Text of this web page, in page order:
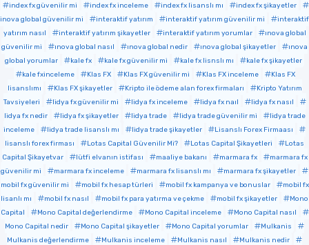
index fx güvenilir mi
index fx inceleme index fx lisanslı mı
index fx şikayetler
inova global güvenilir mi
interaktif yatırım interaktif yatırım güvenilir mi
interaktif
yatırım nasıl
interaktif yatırım şikayetler interaktif yatırım yorumlar
ınova global
güvenilir mi
ınova global nasıl ınova global nedir ınova global şikayetler
ınova
global yorumlar
kale fx kale fx güvenilir mi kale fx lisnslı mı
kale fx şikayetler
kale fxinceleme
Klas FX Klas FX güvenilir mi Klas FX inceleme
Klas FX
lisanslımı
Klas FX şikayetler Kripto ile ödeme alan forex firmaları
Kripto Yatırım
Tavsiyeleri
lidya fx güvenilir mi lidya fx inceleme lidya fx naıl
lidya fx nasıl
lidya fx nedir
lidya fx şikayetler lidya trade lidya trade güvenilir mi
lidya trade
inceleme
lidya trade lisanslı mı lidya trade şikayetler
Lisanslı Forex Firmaası
lisanslı forex firması
Lotas Capital Güvenilir Mi? Lotas Capital Şikayetleri
Lotas
Capital Şikayetvar
lütfi elvanın istifası maaliye bakanı marmara fx
marmara fx
güvenilir mi
marmara fx inceleme marmara fx lisanslı mı
marmara fx şikayetler
mobil fx güvenilir mi
mobil fx hesap türleri mobil fx kampanya ve bonuslar
mobil fx
lisanlı mı
mobil fx nasıl mobil fx para yatırma ve çekme mobil fx şikayetler
Mono
Capital
Mono Capital değerlendirme Mono Capital inceleme
Mono Capital nasıl
Mono Capital nedir
Mono Capital şikayetler Mono Capital yorumlar
Mulkanis
Mulkanis değerlendirme
Mulkanis inceleme Mulkanis nasıl
Mulkanis nedir